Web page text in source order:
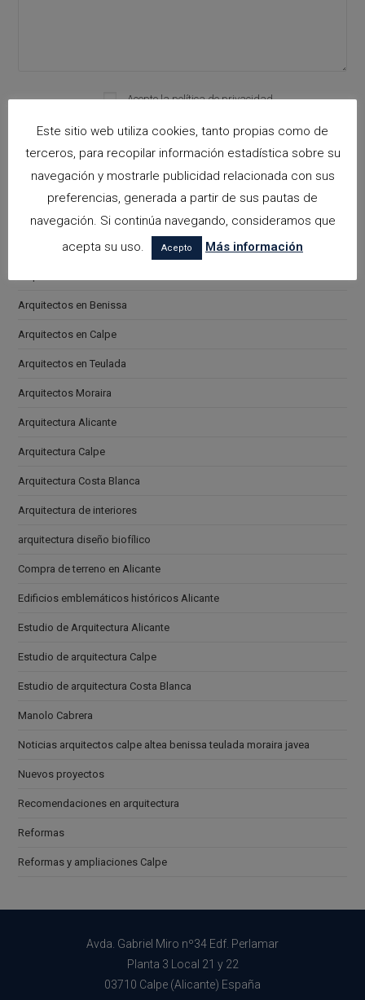
Acepto lapolítica de privacidad
Categorías
arquitectora espacios biofilicos
Arquitectos en Alicante
Arquitectos en Benissa
Arquitectos en Calpe
Arquitectos en Teulada
Arquitectos Moraira
Arquitectura Alicante
Arquitectura Calpe
Arquitectura Costa Blanca
Arquitectura de interiores
arquitectura diseño biofílico
Compra de terreno en Alicante
Edificios emblemáticos históricos Alicante
Estudio de Arquitectura Alicante
Estudio de arquitectura Calpe
Estudio de arquitectura Costa Blanca
Manolo Cabrera
Noticias arquitectos calpe altea benissa teulada moraira javea
Nuevos proyectos
Recomendaciones en arquitectura
Reformas
Reformas y ampliaciones Calpe
Avda. Gabriel Miro nº34 Edf. Perlamar
Planta 3 Local 21 y 22
03710 Calpe (Alicante) España
Este sitio web utiliza cookies, tanto propias como de
terceros, para recopilar información estadística sobre su
navegación y mostrarle publicidad relacionada con sus
preferencias, generada a partir de sus pautas de
navegación. Si continúa navegando, consideramos que
acepta su uso.
Acepto Más información